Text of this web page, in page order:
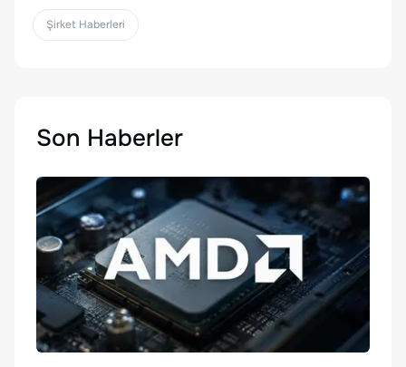
Şirket Haberleri
Son Haberler